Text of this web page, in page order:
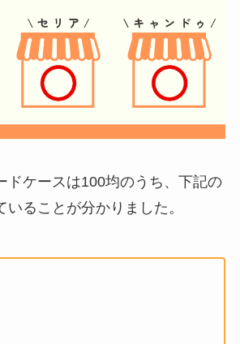
ドケースは100均のうち、下記の
いることが分かりました。